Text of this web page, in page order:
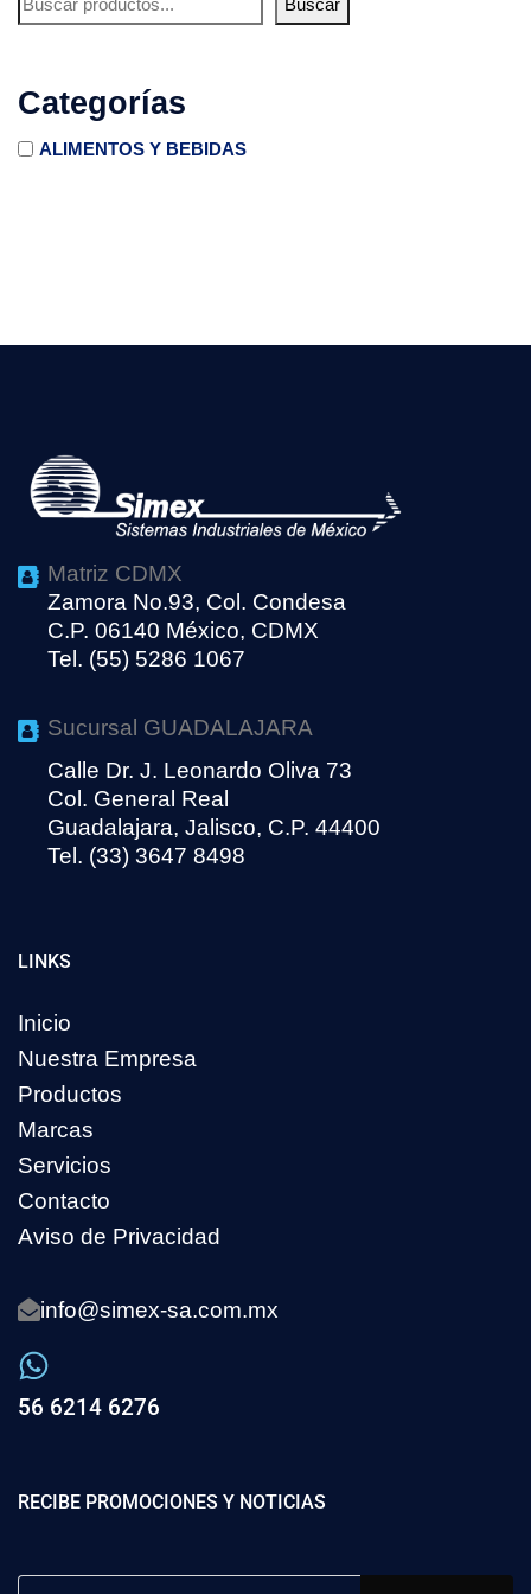
Buscar
Categorías
ALIMENTOS Y BEBIDAS
Matriz CDMX
Zamora No.93, Col. Condesa
C.P. 06140 México, CDMX
Tel. (55) 5286 1067
Sucursal GUADALAJARA
Calle Dr. J. Leonardo Oliva 73
Col. General Real
Guadalajara, Jalisco, C.P. 44400
Tel. (33) 3647 8498
LINKS
Inicio
Nuestra Empresa
Productos
Marcas
Servicios
Contacto
Aviso de Privacidad
info@simex-sa.com.mx
56 6214 6276
RECIBE PROMOCIONES Y NOTICIAS